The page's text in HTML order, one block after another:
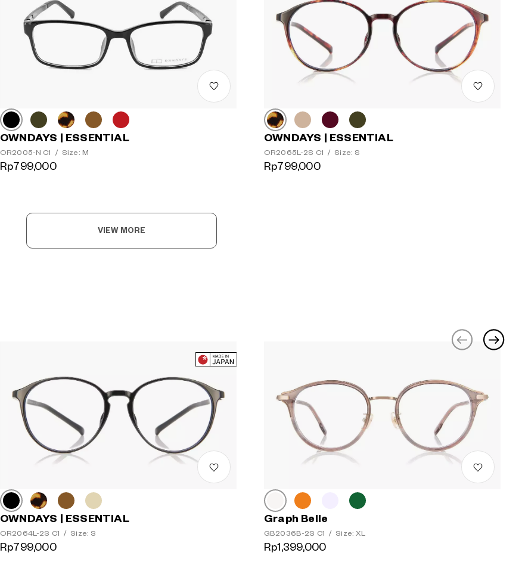
OWNDAYS | ESSENTIAL
OR2005-N C1 / Size: M
Rp799,000
OWNDAYS | ESSENTIAL
OR2065L-2S C1 / Size: S
Rp799,000
VIEW MORE
OWNDAYS | ESSENTIAL
OR2064L-2S C1 / Size: S
Rp799,000
Graph Belle
GB2036B-2S C1 / Size: XL
Rp1,399,000